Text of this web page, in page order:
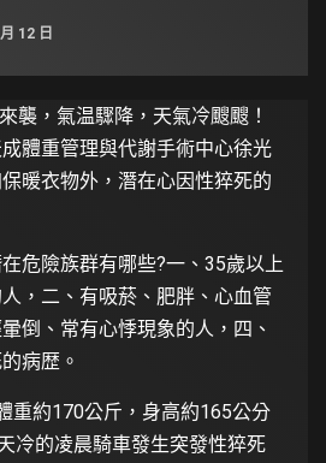
12 日
襲，氣温驟降，天氣冷颼颼！
體重管理與代謝手術中心徐光
暖衣物外，潛在心因性猝死的
在危險族群有哪些?一、35歲以上
，二、有吸菸、肥胖、心血管
倒、常有心悸現象的人，四、
病歴。
重約170公斤，身高約165公分
冷的凌晨騎車發生突發性猝死